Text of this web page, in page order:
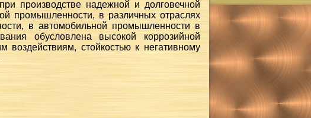
производстве надежной и долговечной
промышленности, в различных отраслях
в автомобильной промышленности в
обусловлена высокой коррозийной
воздействиям, стойкостью к негативному